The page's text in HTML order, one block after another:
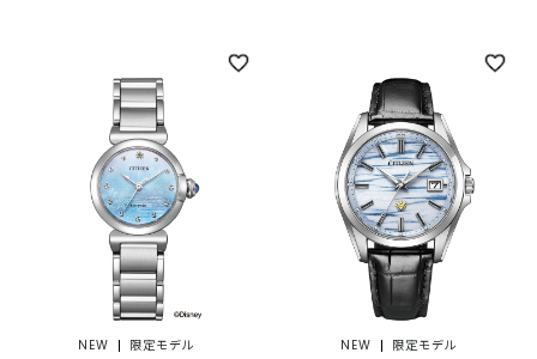
限定モデル
NEW 限定モデル
NEW